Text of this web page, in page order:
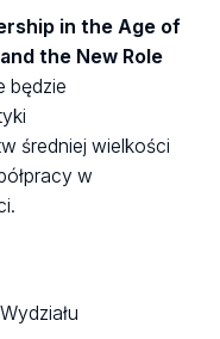
in the Age of
the New Role
będzie
średniej wielkości
w